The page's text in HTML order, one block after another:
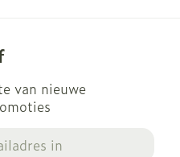
van nieuwe